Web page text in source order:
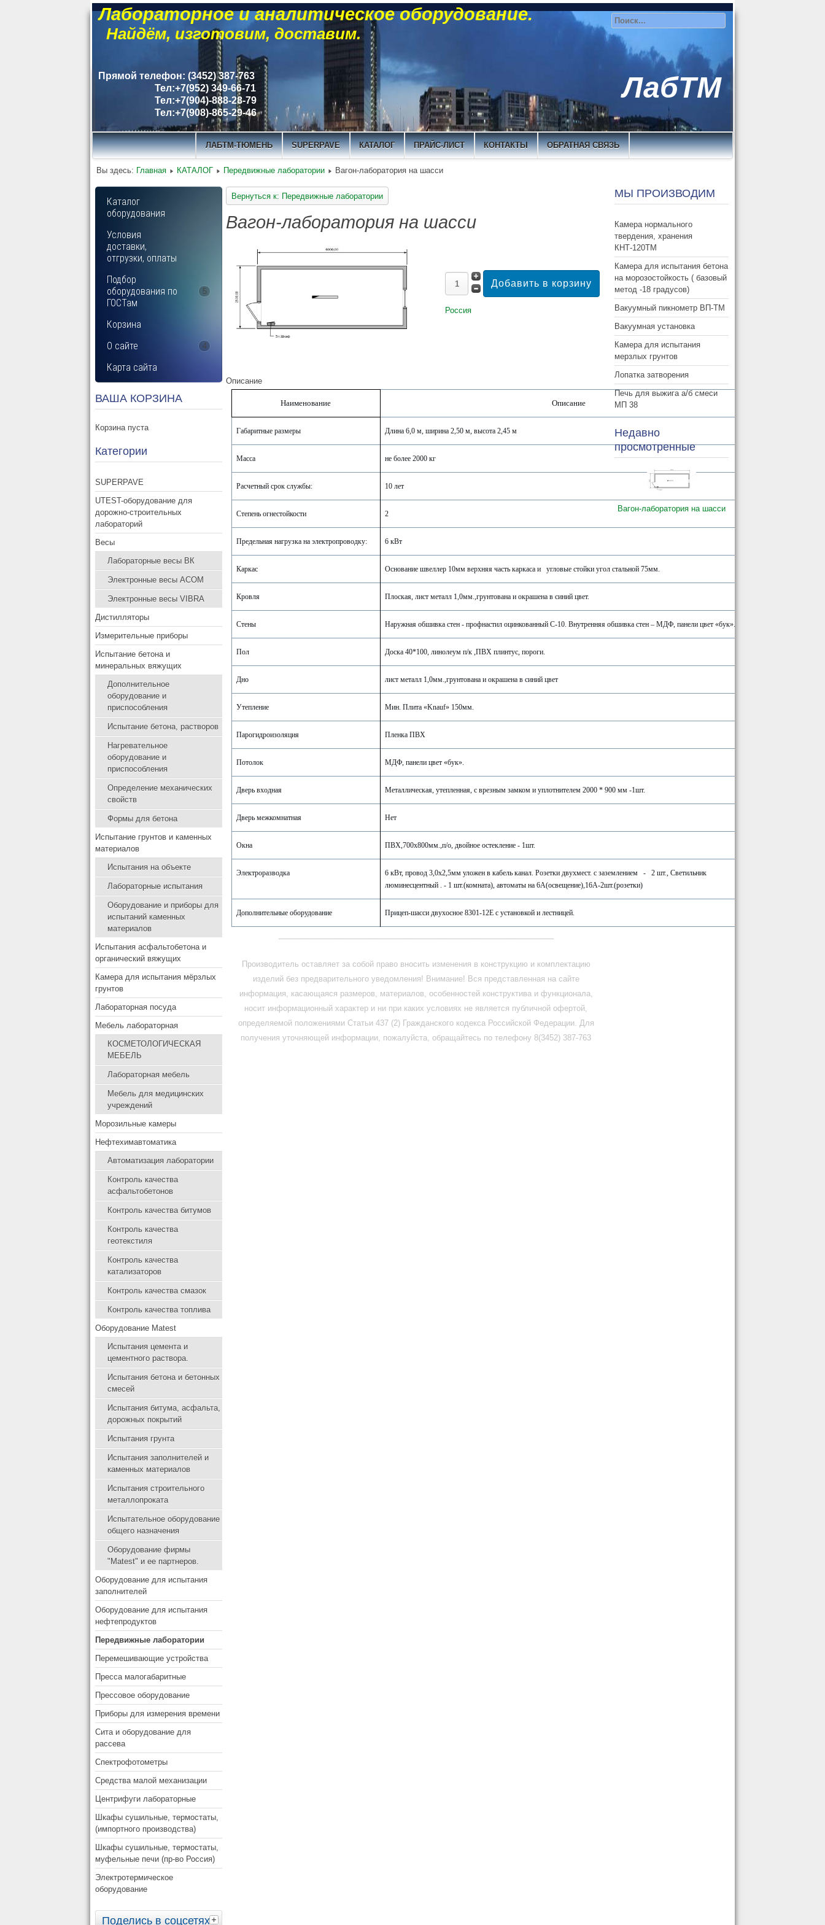
Лабораторное и аналитическое оборудование.
Найдём, изготовим, доставим.
Прямой телефон: (3452) 387-763
Тел:+7(952) 349-66-71
Тел:+7(904)-888-28-79
Тел:+7(908)-865-29-46
ЛабТМ
ЛАБТМ-ТЮМЕНЬ SUPERPAVE КАТАЛОГ ПРАЙС-ЛИСТ КОНТАКТЫ ОБРАТНАЯ СВЯЗЬ
Вы здесь: Главная КАТАЛОГ Передвижные лаборатории Вагон-лаборатория на шасси
Каталог
оборудования
Условия
доставки,
отгрузки, оплаты
Подбор
оборудования по
ГОСТам
5
Корзина
О сайте
4
Карта сайта
ВАША КОРЗИНА
Корзина пуста
Категории
SUPERPAVE
UTEST-оборудование для
дорожно-строительных
лабораторий
Весы
Лабораторные весы ВК
Электронные весы ACOM
Электронные весы VIBRA
Дистилляторы
Измерительные приборы
Испытание бетона и
минеральных вяжущих
Дополнительное
оборудование и
приспособления
Испытание бетона, растворов
Нагревательное
оборудование и
приспособления
Определение механических
свойств
Формы для бетона
Испытание грунтов и каменных
материалов
Испытания на объекте
Лабораторные испытания
Оборудование и приборы для
испытаний каменных
материалов
Испытания асфальтобетона и
органический вяжущих
Камера для испытания мёрзлых
грунтов
Лабораторная посуда
Мебель лабораторная
КОСМЕТОЛОГИЧЕСКАЯ
МЕБЕЛЬ
Лабораторная мебель
Мебель для медицинских
учреждений
Морозильные камеры
Нефтехимавтоматика
Автоматизация лаборатории
Контроль качества
асфальтобетонов
Контроль качества битумов
Контроль качества
геотекстиля
Контроль качества
катализаторов
Контроль качества смазок
Контроль качества топлива
Оборудование Matest
Испытания цемента и
цементного раствора.
Испытания бетона и бетонных
смесей
Испытания битума, асфальта,
дорожных покрытий
Испытания грунта
Испытания заполнителей и
каменных материалов
Испытания строительного
металлопроката
Испытательное оборудование
общего назначения
Оборудование фирмы
"Matest" и ее партнеров.
Оборудование для испытания
заполнителей
Оборудование для испытания
нефтепродуктов
Передвижные лаборатории
Перемешивающие устройства
Пресса малогабаритные
Прессовое оборудование
Приборы для измерения времени
Сита и оборудование для
рассева
Спектрофотометры
Средства малой механизации
Центрифуги лабораторные
Шкафы сушильные, термостаты,
(импортного производства)
Шкафы сушильные, термостаты,
муфельные печи (пр-во Россия)
Электротермическое
оборудование
Поделись в соцсетях
Вернуться к: Передвижные лаборатории
Вагон-лаборатория на шасси
Россия
Описание
Наименование Описание
Габаритные размеры Длина 6,0 м, ширина 2,50 м, высота 2,45 м
Масса не более 2000 кг
Расчетный срок службы: 10 лет
Степень огнестойкости 2
Предельная нагрузка на электропроводку: 6 кВт
Каркас Основание швеллер 10мм верхняя часть каркаса и угловые стойки угол стальной 75мм.
Кровля Плоская, лист металл 1,0мм.,грунтована и окрашена в синий цвет.
Стены Наружная обшивка стен - профнастил оцинкованный С-10. Внутренняя обшивка стен – МДФ, панели цвет «бук».
Пол Доска 40*100, линолеум п/к ,ПВХ плинтус, пороги.
Дно лист металл 1,0мм.,грунтована и окрашена в синий цвет
Утепление Мин. Плита «Knauf» 150мм.
Парогидроизоляция Пленка ПВХ
Потолок МДФ, панели цвет «бук».
Дверь входная Металлическая, утепленная, с врезным замком и уплотнителем 2000 * 900 мм -1шт.
Дверь межкомнатная Нет
Окна ПВХ,700х800мм.,п/о, двойное остекление - 1шт.
Электроразводка
6 кВт, провод 3,0х2,5мм уложен в кабель канал. Розетки двухмест. с заземлением - 2 шт., Светильник
люминесцентный . - 1 шт.(комната), автоматы на 6А(освещение),16А-2шт.(розетки)
Дополнительные оборудование Прицеп-шасси двухосное 8301-12Е с установкой и лестницей.
Производитель оставляет за собой право вносить изменения в конструкцию и комплектацию
изделий без предварительного уведомления! Внимание! Вся представленная на сайте
информация, касающаяся размеров, материалов, особенностей конструктива и функционала,
носит информационный характер и ни при каких условиях не является публичной офертой,
определяемой положениями Статьи 437 (2) Гражданского кодекса Российской Федерации. Для
получения уточняющей информации, пожалуйста, обращайтесь по телефону 8(3452) 387-763
МЫ ПРОИЗВОДИМ
Камера нормального
твердения, хранения
КНТ-120ТМ
Камера для испытания бетона
на морозостойкость ( базовый
метод -18 градусов)
Вакуумный пикнометр ВП-ТМ
Вакуумная установка
Камера для испытания
мерзлых грунтов
Лопатка затворения
Печь для выжига а/б смеси
МП 38
Недавно
просмотренные
Вагон-лаборатория на шасси